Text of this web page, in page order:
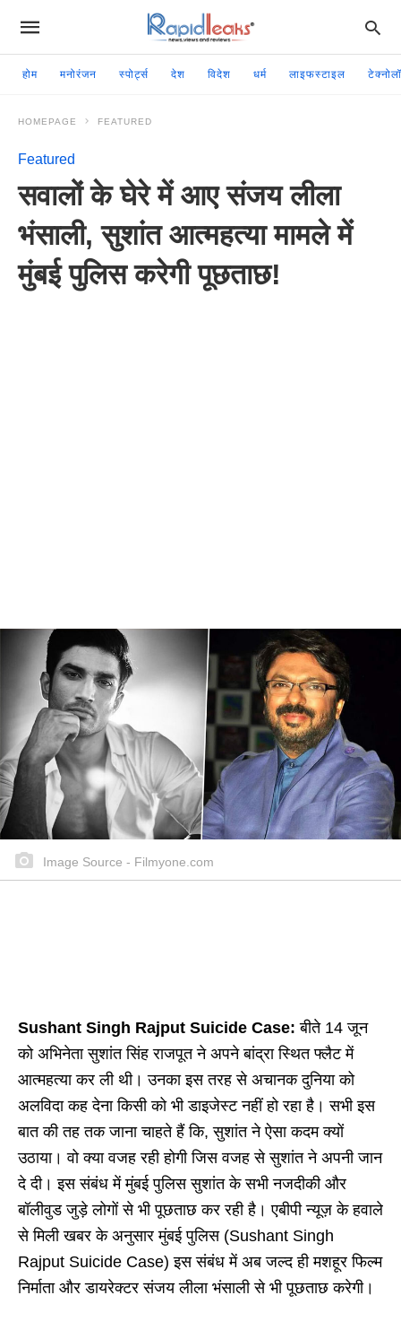
होम मनोरंजन स्पोर्ट्स देश विदेश धर्म लाइफस्टाइल
HOMEPAGE FEATURED
Featured
सवालों के घेरे में आए संजय लीला
भंसाली, सुशांत आत्महत्या मामले में
मुंबई पुलिस करेगी पूछताछ!
Image Source - Filmyone.com
Sushant Singh Rajput Suicide Case: बीते 14 जून
को अभिनेता सुशांत सिंह राजपूत ने अपने बांद्रा स्थित फ्लैट में
आत्महत्या कर ली थी। उनका इस तरह से अचानक दुनिया को
अलविदा कह देना किसी को भी डाइजेस्ट नहीं हो रहा है। सभी इस
बात की तह तक जाना चाहते हैं कि, सुशांत ने ऐसा कदम क्यों
उठाया। वो क्या वजह रही होगी जिस वजह से सुशांत ने अपनी जान
दे दी। इस संबंध में मुंबई पुलिस सुशांत के सभी नजदीकी और
बॉलीवुड जुड़े लोगों से भी पूछताछ कर रही है। एबीपी न्यूज़ के हवाले
से मिली खबर के अनुसार मुंबई पुलिस (Sushant Singh
Rajput Suicide Case) इस संबंध में अब जल्द ही मशहूर फिल्म
निर्माता और डायरेक्टर संजय लीला भंसाली से भी पूछताछ करेगी।